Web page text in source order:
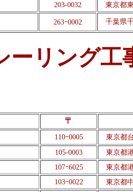
203-0032 東京都
263ｰ0002 千葉県
ーリング
〒
110ｰ0005
東京都
105-0003
東京都
107ｰ6025
東京都
103ｰ0022
東京都